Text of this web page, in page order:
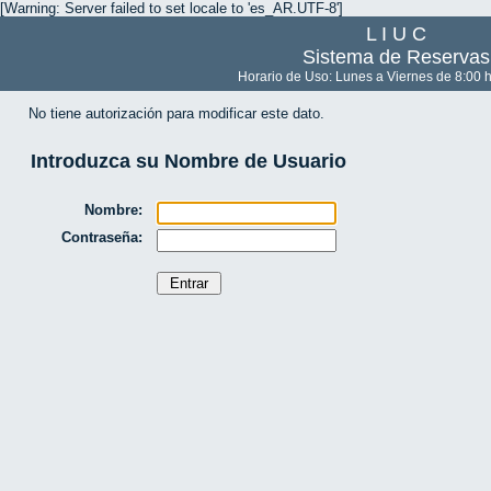
[Warning: Server failed to set locale to 'es_AR.UTF-8']
L I U C
Sistema de Reservas
Horario de Uso: Lunes a Viernes de 8:00
No tiene autorización para modificar este dato.
Introduzca su Nombre de Usuario
Nombre:
Contraseña: